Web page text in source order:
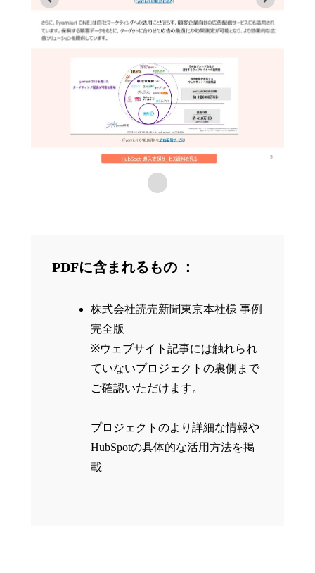
PDFに含まれるもの ：
株式会社読売新聞東京本社様 事例
完全版
※ウェブサイト記事には触れられ
ていないプロジェクトの裏側まで
ご確認いただけます。
プロジェクトのより詳細な情報や
HubSpotの具体的な活用方法を掲
載